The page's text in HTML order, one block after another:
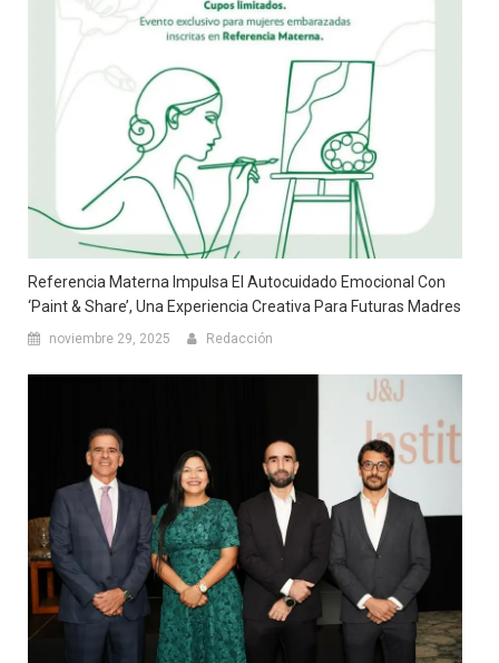
Referencia Materna Impulsa El Autocuidado Emocional Con
‘Paint & Share’, Una Experiencia Creativa Para Futuras Madres
noviembre 29, 2025 Redacción